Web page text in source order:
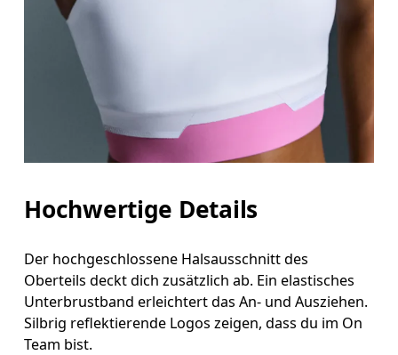
Hochwertige Details
Der hochgeschlossene Halsausschnitt des
Oberteils deckt dich zusätzlich ab. Ein elastisches
Unterbrustband erleichtert das An- und Ausziehen.
Silbrig reflektierende Logos zeigen, dass du im On
Team bist.